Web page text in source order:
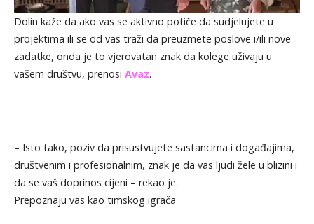
Dolin kaže da ako vas se aktivno potiče da sudjelujete u
projektima ili se od vas traži da preuzmete poslove i/ili nove
zadatke, onda je to vjerovatan znak da kolege uživaju u
vašem društvu, prenosi Avaz.
– Isto tako, poziv da prisustvujete sastancima i događajima,
društvenim i profesionalnim, znak je da vas ljudi žele u blizini i
da se vaš doprinos cijeni – rekao je.
Prepoznaju vas kao timskog igrača